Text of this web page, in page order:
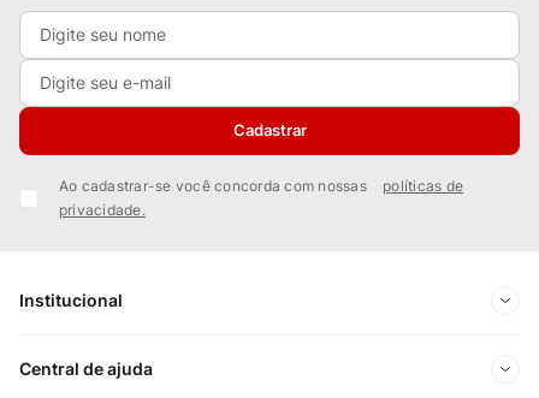
Cadastrar
Ao cadastrar-se você concorda com nossas
políticas de
privacidade.
Institucional
Sobre Nós
Central de ajuda